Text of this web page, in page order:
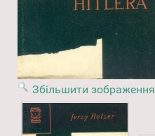
Збільшити зображення